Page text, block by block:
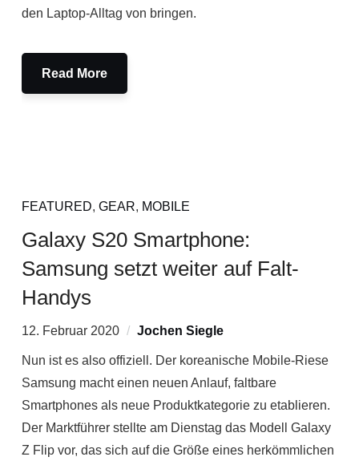
den Laptop-Alltag von bringen.
Read More
FEATURED, GEAR, MOBILE
Galaxy S20 Smartphone:
Samsung setzt weiter auf Falt-
Handys
12. Februar 2020 Jochen Siegle
Nun ist es also offiziell. Der koreanische Mobile-Riese
Samsung macht einen neuen Anlauf, faltbare
Smartphones als neue Produktkategorie zu etablieren.
Der Marktführer stellte am Dienstag das Modell Galaxy
Z Flip vor, das sich auf die Größe eines herkömmlichen